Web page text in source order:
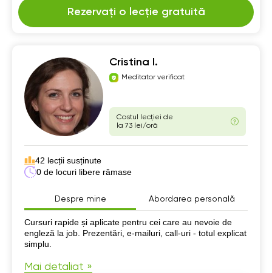
Rezervați o lecție gratuită
Cristina I.
Meditator verificat
Costul lecției de
la 73 lei/oră
42 lecții susținute
0 de locuri libere rămase
Despre mine Abordarea personală
Despre mine
Cursuri rapide și aplicate pentru cei care au nevoie de
engleză la job. Prezentări, e-mailuri, call-uri - totul explicat
simplu.
Mai detaliat »